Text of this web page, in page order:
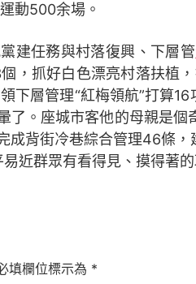
動500余場。
建任務與村落復興、下層管
，抓好白色漂亮村落扶植
下層管理“紅梅領航”打算
了。座城市客他的母親是個
成背街冷巷綜合管理46條
易近群眾有看得見、摸得著的
填欄位標示為 *